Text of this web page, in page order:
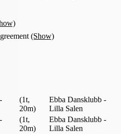
(Show)
(1t,
20m)
Ebba Dansklubb -
Lilla Salen
(1t,
20m)
Ebba Dansklubb -
Lilla Salen